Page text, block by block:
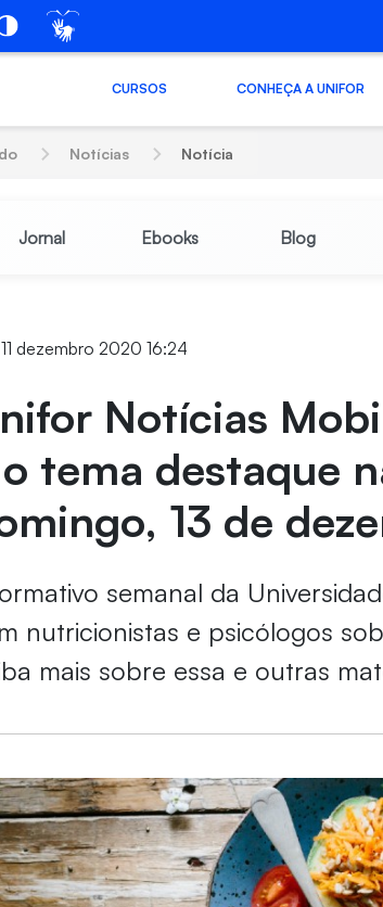
CURSOS CONHEÇA A UNIFOR
Notícias Notícia
Jornal Ebooks Blog
dezembro 2020 16:24
Notícias
tema destaque
13 de
semanal da
nutricionistas e psicólogos
mais sobre essa e outras